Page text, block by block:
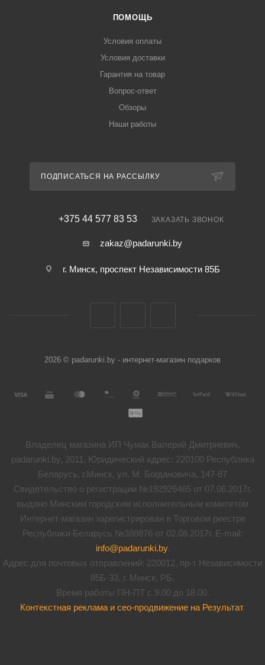
ПОМОЩЬ
Условия оплаты
Условия доставки
Гарантия на товар
Вопрос-ответ
Обзоры
Наши работы
ПОДПИСАТЬСЯ НА РАССЫЛКУ
+375 44 577 83 53 ЗАКАЗАТЬ ЗВОНОК
zakaz@padarunki.by
г. Минск, проспект Независимости 85Б
2026 © padarunki.by - интернет-магазин подарков
Владелец магазина ИП Чумак Валерий Дмитриевич,
padarunki.by, 2011. Юридический адрес: 220100 Республика
Беларусь, г.Минск, ул. М. Богдановича, 147-87
Свидетельство о регистрации №192926465 от 07.06.2017г.
выдано Минским городским исполнительным комитетом
Интернет-магазин зарегистрирован в Торговом реестре
Республики Беларусь №388876 от 02.08.2017г. E-mail:
info@padarunki.by.
Адрес для почтовых отправлений: 220012, пр-т Независимости
85Б-33, г. Минск, РБ.
Время работы ПН-ПТ с 9.00 до 18.00.
Контекстная реклама и сео-продвижение на Результат.